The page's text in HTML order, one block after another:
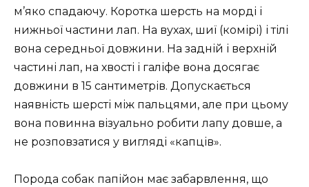
м’яко спадаючу. Коротка шерсть на морді і
нижньої частини лап. На вухах, шиї (комірі) і тілі
вона середньої довжини. На задній і верхній
частині лап, на хвості і галіфе вона досягає
довжини в 15 сантиметрів. Допускається
наявність шерсті між пальцями, але при цьому
вона повинна візуально робити лапу довше, а
не розповзатися у вигляді «капців».
Порода собак папійон має забарвлення, що